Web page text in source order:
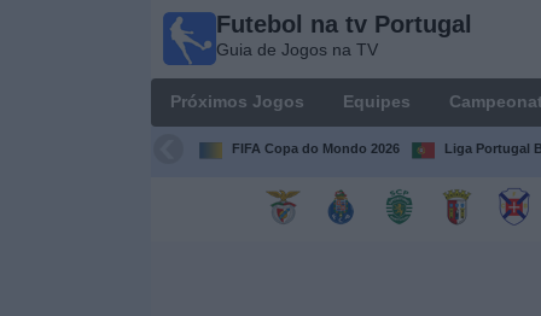
Futebol na tv Portugal
Guia de Jogos na TV
Próximos Jogos Equipes
FIFA Copa do Mondo 2026 Liga Portugal
Portugal
Jogos na TV